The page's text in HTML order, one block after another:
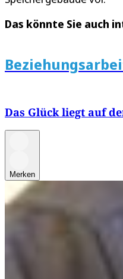
Das könnte Sie auch
Das Glück liegt auf
Merken